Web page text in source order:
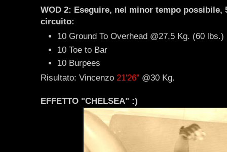
WOD 2: Eseguire, nel minor tempo possibile,
circuito:
10 Ground To Overhead @27,5 Kg. (60 lbs.)
10 Toe to Bar
10 Burpees
Risultato: Vincenzo 21'26" @30 Kg.
EFFETTO "CHELSEA" :)